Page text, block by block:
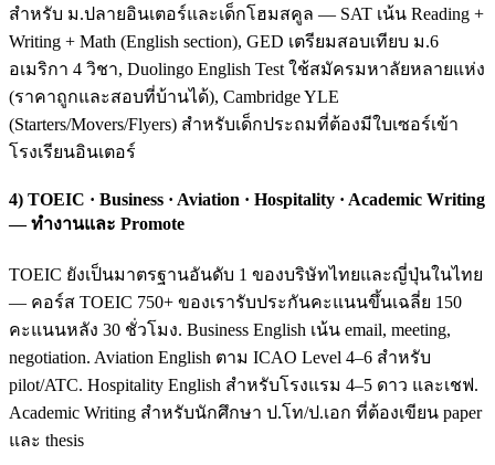
สำหรับ ม.ปลายอินเตอร์และเด็กโฮมสคูล — SAT เน้น Reading +
Writing + Math (English section), GED เตรียมสอบเทียบ ม.6
อเมริกา 4 วิชา, Duolingo English Test ใช้สมัครมหาลัยหลายแห่ง
(ราคาถูกและสอบที่บ้านได้), Cambridge YLE
(Starters/Movers/Flyers) สำหรับเด็กประถมที่ต้องมีใบเซอร์เข้า
โรงเรียนอินเตอร์
4) TOEIC · Business · Aviation · Hospitality · Academic Writing
— ทำงานและ Promote
TOEIC ยังเป็นมาตรฐานอันดับ 1 ของบริษัทไทยและญี่ปุ่นในไทย
— คอร์ส TOEIC 750+ ของเรารับประกันคะแนนขึ้นเฉลี่ย 150
คะแนนหลัง 30 ชั่วโมง. Business English เน้น email, meeting,
negotiation. Aviation English ตาม ICAO Level 4–6 สำหรับ
pilot/ATC. Hospitality English สำหรับโรงแรม 4–5 ดาว และเชฟ.
Academic Writing สำหรับนักศึกษา ป.โท/ป.เอก ที่ต้องเขียน paper
และ thesis